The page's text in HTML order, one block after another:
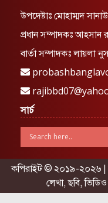
উপদেষ্টাঃ মোহাম্মদ
প্রধান সম্পাদকঃ আহসান
বার্তা সম্পাদকঃ লায়লা
সার্চ
কপিরাইট © ২০১৯-২০২৬ |
লেখা, ছবি,